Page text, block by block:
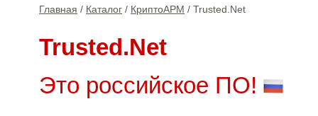
Главная / Каталог / КриптоАРМ / Trusted.Net
Trusted.Net
Это российское ПО!